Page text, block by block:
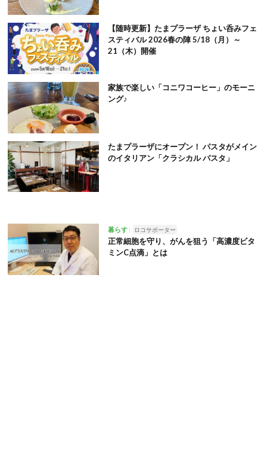
【随時更新】たまプラーザ ちょい呑みフェ
スティバル 2026春の陣 5/18（月）～
21（木）開催
家族で楽しい「コニワコーヒー」のモーニ
ング♪
たまプラーザにオープン！ パスタがメイン
のイタリアン「クラシカル パスタ」
暮らす ロコサポーター
正常細胞を守り、がんを狙う「高濃度ビタ
ミンC点滴」とは